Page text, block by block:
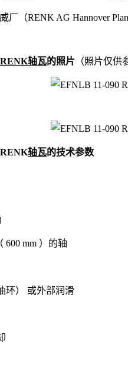
厂（RENK AG Hannover
RENK轴瓦的照片 （照片仅供
轴瓦的技术参数
mm ）的轴
环） 或外部润滑